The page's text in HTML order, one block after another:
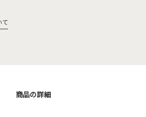
て
商品の詳細